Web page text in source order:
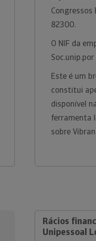
82300.
O NIF da
Este é um
constitui
disponível
ferramenta
sobre
Rácios
Unipessoal